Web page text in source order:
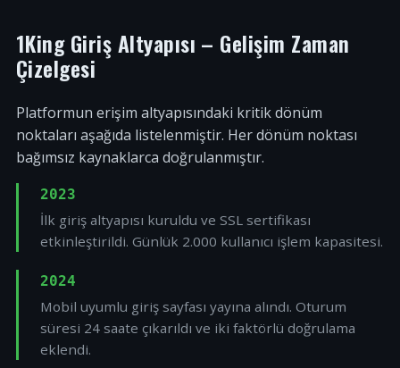
1King Giriş Altyapısı – Gelişim Zaman
Çizelgesi
Platformun erişim altyapısındaki kritik dönüm
noktaları aşağıda listelenmiştir. Her dönüm noktası
bağımsız kaynaklarca doğrulanmıştır.
2023
İlk giriş altyapısı kuruldu ve SSL sertifikası
etkinleştirildi. Günlük 2.000 kullanıcı işlem kapasitesi.
2024
Mobil uyumlu giriş sayfası yayına alındı. Oturum
süresi 24 saate çıkarıldı ve iki faktörlü doğrulama
eklendi.